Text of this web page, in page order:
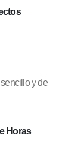
y de
Horas